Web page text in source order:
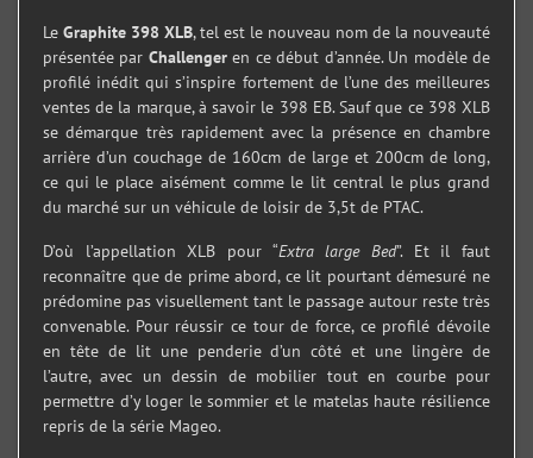
Le Graphite 398 XLB, tel est le nouveau nom de la nouveauté
présentée par Challengeren ce début d’année. Un modèle de
profilé inédit qui s’inspire fortement de l’une des meilleures
ventes de la marque, à savoir le 398 EB. Sauf que ce 398 XLB
se démarque très rapidement avec la présence en chambre
arrière d’un couchage de 160cm de large et 200cm de long,
ce qui le place aisément comme le lit central le plus grand
du marché sur un véhicule de loisir de 3,5t de PTAC.
D’où l’appellation XLB pour “Extra large Bed”. Et il faut
reconnaître que de prime abord, ce lit pourtant démesuré ne
prédomine pas visuellement tant le passage autour reste très
convenable. Pour réussir ce tour de force, ce profilé dévoile
en tête de lit une penderie d’un côté et une lingère de
l’autre, avec un dessin de mobilier tout en courbe pour
permettre d’y loger le sommier et le matelas haute résilience
repris de la série Mageo.